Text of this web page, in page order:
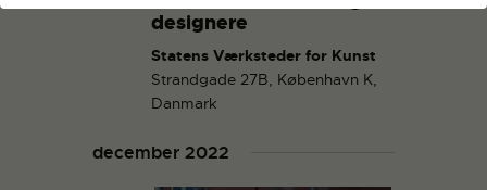
designere
Statens Værksteder for Kunst
Strandgade 27B, København K,
Danmark
december 2022